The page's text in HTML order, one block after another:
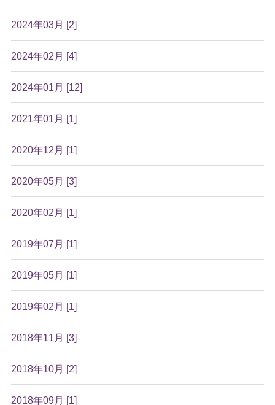
2024年03月 [2]
2024年02月 [4]
2024年01月 [12]
2021年01月 [1]
2020年12月 [1]
2020年05月 [3]
2020年02月 [1]
2019年07月 [1]
2019年05月 [1]
2019年02月 [1]
2018年11月 [3]
2018年10月 [2]
2018年09月 [1]